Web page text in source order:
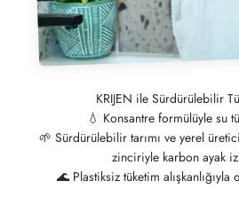
💧 Konsantre formülüyle su
🌱 Sürdürülebilir tarımı ve yerel
zinciriyle karbon ayak
🌊 Plastiksiz tüketim alışkanlığıyla